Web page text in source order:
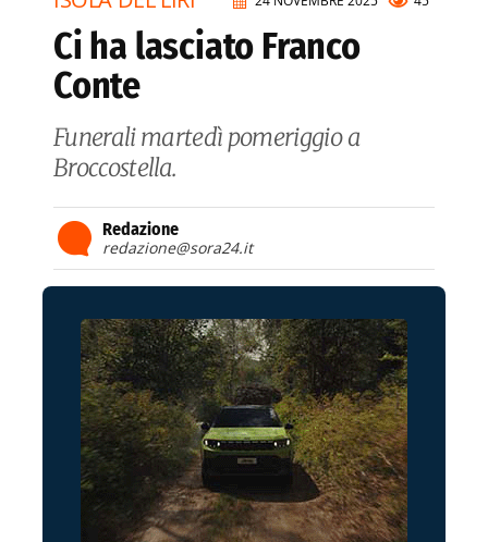
Ci ha lasciato Franco
Conte
Funerali martedì pomeriggio a
Broccostella.
Redazione
redazione@sora24.it